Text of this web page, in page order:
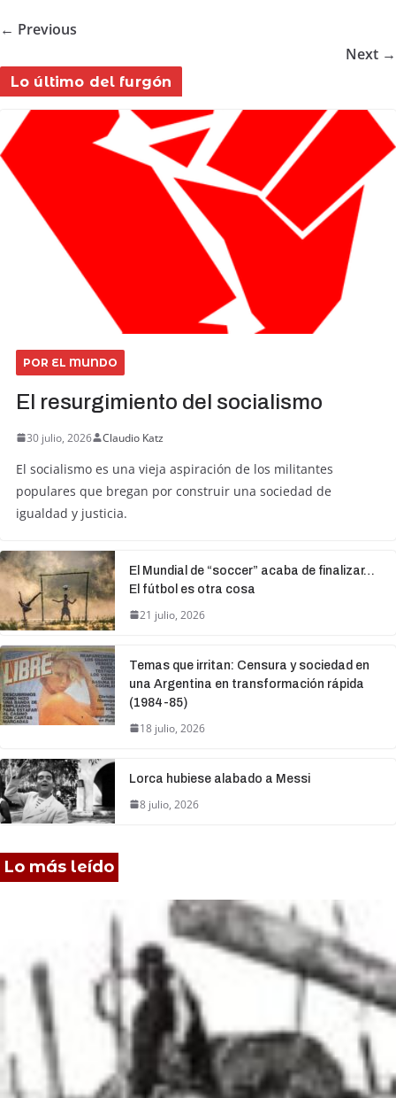
← Previous
Next →
Lo último del furgón
POR EL MUNDO
El resurgimiento del socialismo
30 julio, 2026 Claudio Katz
El socialismo es una vieja aspiración de los militantes
populares que bregan por construir una sociedad de
igualdad y justicia.
El Mundial de “soccer” acaba de finalizar…
El fútbol es otra cosa
21 julio, 2026
Temas que irritan: Censura y sociedad en
una Argentina en transformación rápida
(1984-85)
18 julio, 2026
Lorca hubiese alabado a Messi
8 julio, 2026
Lo más leído